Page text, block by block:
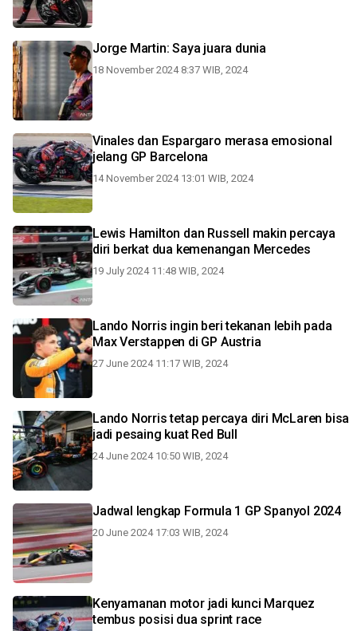
Jorge Martin: Saya juara dunia
18 November 2024 8:37 WIB, 2024
Vinales dan Espargaro merasa emosional
jelang GP Barcelona
14 November 2024 13:01 WIB, 2024
Lewis Hamilton dan Russell makin percaya
diri berkat dua kemenangan Mercedes
19 July 2024 11:48 WIB, 2024
Lando Norris ingin beri tekanan lebih pada
Max Verstappen di GP Austria
27 June 2024 11:17 WIB, 2024
Lando Norris tetap percaya diri McLaren bisa
jadi pesaing kuat Red Bull
24 June 2024 10:50 WIB, 2024
Jadwal lengkap Formula 1 GP Spanyol 2024
20 June 2024 17:03 WIB, 2024
Kenyamanan motor jadi kunci Marquez
tembus posisi dua sprint race